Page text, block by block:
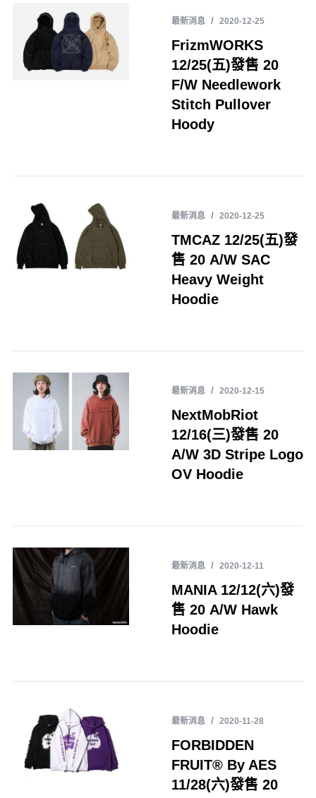
最新消息 2020-12-25
FrizmWORKS
12/25(五)發售 20
F/W Needlework
Stitch Pullover
Hoody
最新消息 2020-12-25
TMCAZ 12/25(五)發
售 20 A/W SAC
Heavy Weight
Hoodie
最新消息 2020-12-15
NextMobRiot
12/16(三)發售 20
A/W 3D Stripe Logo
OV Hoodie
最新消息 2020-12-11
MANIA 12/12(六)發
售 20 A/W Hawk
Hoodie
最新消息 2020-11-28
FORBIDDEN
FRUIT® By AES
11/28(六)發售 20